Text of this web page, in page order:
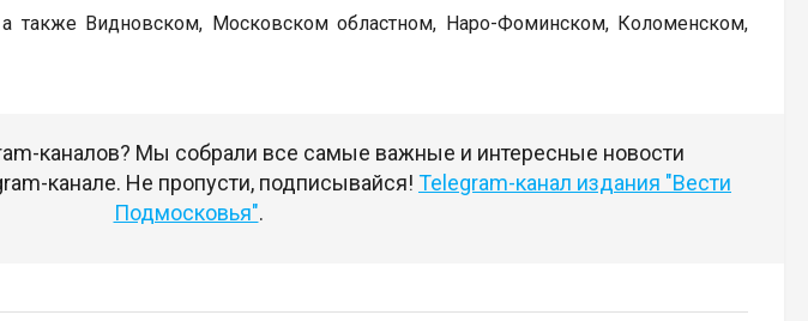
также Видновском, Московском областном, Наро-Фоминском, Коломенском,
каналов? Мы собрали все самые важные и интересные новости
канале. Не пропусти, подписывайся! Telegram-канал издания "Вести
Подмосковья".